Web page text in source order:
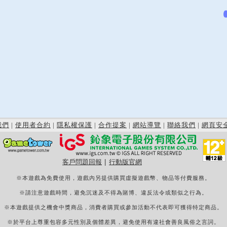
們 | 使用者合約 | 隱私權保護 | 合作提案 | 網站導覽 | 聯絡我們 | 網頁安
客戶問題回報 行動版官網
※本遊戲為免費使用，遊戲內另提供購買虛擬遊戲幣、物品等付費服務。
※請注意遊戲時間，避免沉迷及不得為賭博、違反法令或類似之行為。
※本遊戲提供之機會中獎商品，消費者購買或參加活動不代表即可獲得特定商品。
※於平台上尊重包容多元性別及個體差異，避免使用有違社會善良風俗之言詞。